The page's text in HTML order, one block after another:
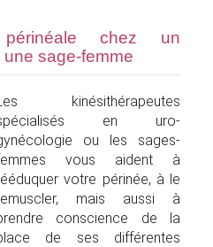
chez un
sage-femme
kinésithérapeutes
en uro-
ou les sages-
vous aident à
votre périnée, à le
mais aussi à
conscience de la
de ses différentes